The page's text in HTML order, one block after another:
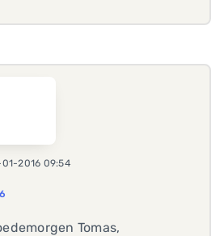
2016 09:54
Tomas,